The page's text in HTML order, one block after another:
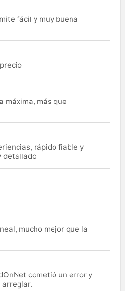
fácil y muy buena
máxima, más que
rápido fiable y
detallado
mucho mejor que la
cometió un error y
arreglar.